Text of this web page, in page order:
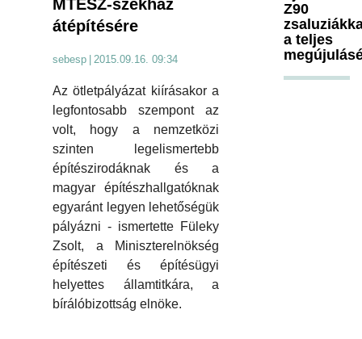
MTESZ-székház
átépítésére
sebesp 2015.09.16. 09:34
Az ötletpályázat kiírásakor a
legfontosabb szempont az
volt, hogy a nemzetközi
szinten legelismertebb
építészirodáknak és a
magyar építészhallgatóknak
egyaránt legyen lehetőségük
pályázni - ismertette Füleky
Zsolt, a Miniszterelnökség
építészeti és építésügyi
helyettes államtitkára, a
bírálóbizottság elnöke.
Z90
a teljes